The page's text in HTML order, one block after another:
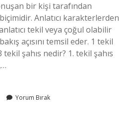
bir kişi tarafından
Anlatıcı karakterlerden
tekil veya çoğul olabilir
açısını temsil eder. 1 tekil
tekil şahıs nedir? 1. tekil şahıs
Yorum Bırak